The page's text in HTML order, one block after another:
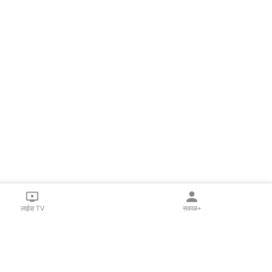
लाईव्ह TV सकाळ+